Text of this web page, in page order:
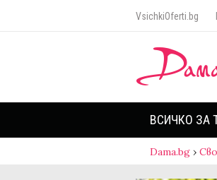
VsichkiOferti.bg
ВСИЧКО ЗА
Dama.bg ›